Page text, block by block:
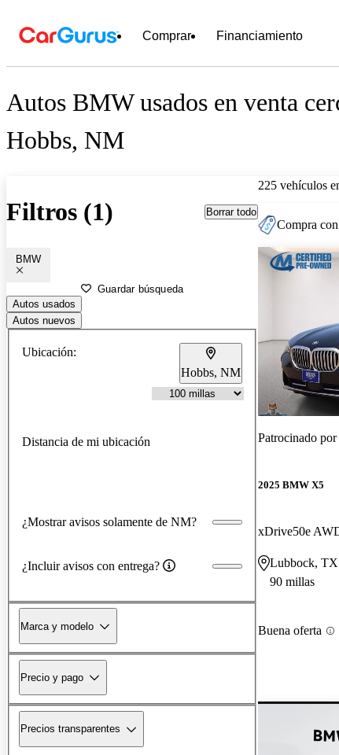
Comprar Financiamiento
Autos BMW usados en venta
Hobbs, NM
Filtros (1) Borrar todo
BMW
Guardar búsqueda
Autos usados
Autos nuevos
Ubicación:
Hobbs, NM
Distancia de mi ubicación
¿Mostrar avisos solamente de NM?
¿Incluir avisos con entrega?
Marca y modelo
Precio y pago
Precios transparentes
225 vehículos
Compra
Patrocinado por
2025 BMW X5
xDrive50e
Lubbock, TX
90 millas
Buena oferta